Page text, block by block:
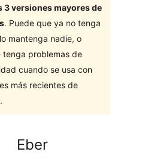
3 versiones mayores de
. Puede que ya no tenga
mantenga nadie, o
tenga problemas de
cuando se usa con
más recientes de
Eber